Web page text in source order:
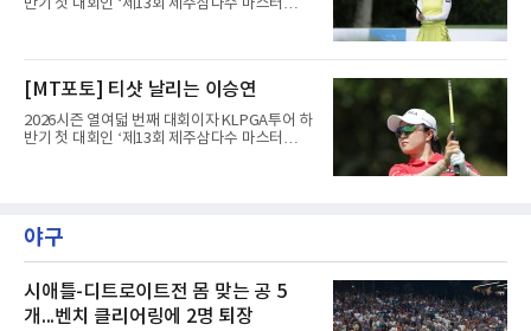
반기 첫 대회인 ‘제13회 제주삼다수 마스터
트(파72/6,767야드)에서 열리고 있다.6일 현재
홀에서 경기하고 있다.
[MT포토] 티샷 날리는 이승연
2026시즌 열여덟 번째 대회이자 KLPGA투어 하
반기 첫 대회인 ‘제13회 제주삼다수 마스터
홀에서 경기하고 있다.
야구
시애틀-디트로이트전 몸 맞는 공 5
개...벤치 클리어링에 2명 퇴장